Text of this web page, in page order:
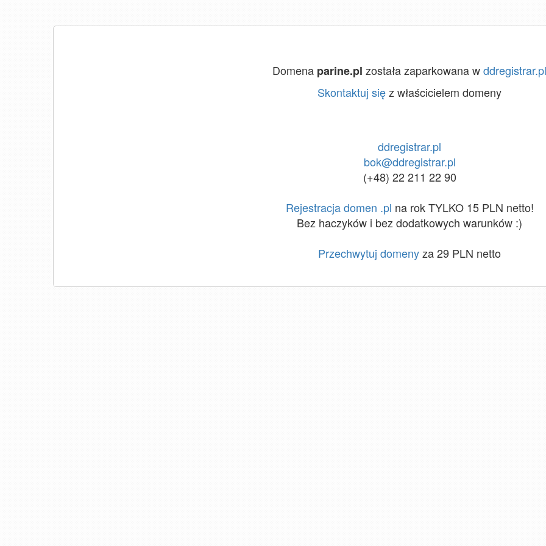
Domena parine.pl została zaparkowana wddregistrar.pl
Skontaktuj sięz właścicielem domeny
ddregistrar.pl
bok@ddregistrar.pl
(+48) 22 211 22 90
Rejestracja domen .pl na rok TYLKO 15 PLN netto!
Bez haczyków i bez dodatkowych warunków :)
Przechwytuj domenyza 29 PLN netto